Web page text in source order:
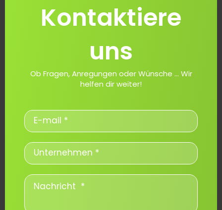
Kontaktiere
uns
Ob Fragen, Anregungen oder Wünsche ... Wir
helfen dir weiter!